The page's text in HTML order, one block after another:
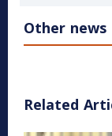
Other news
Related